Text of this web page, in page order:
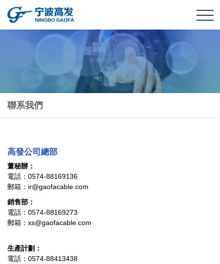
聯系我們
高發公司總部
董秘辦：
電話：0574-88169136
郵箱：ir@gaofacable.com
銷售部：
電話：0574-88169273
郵箱：xs@gaofacable.com
生產計劃：
電話：0574-88413438